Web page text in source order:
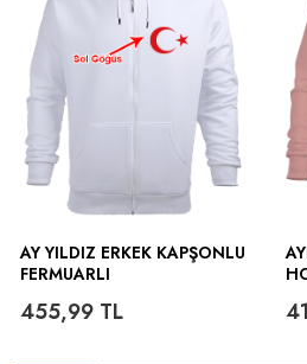
AY YILDIZ ERKEK KAPŞONLU
FERMUARLI
455,99 TL